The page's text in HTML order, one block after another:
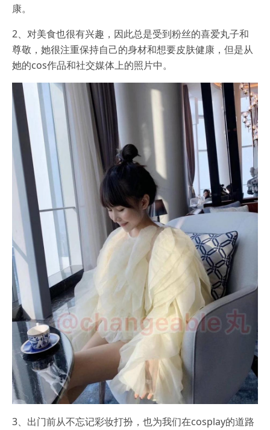
康。
2、对美食也很有兴趣，因此总是受到粉丝的喜爱丸子和
尊敬，她很注重保持自己的身材和想要皮肤健康，但是从
她的cos作品和社交媒体上的照片中。
3、出门前从不忘记彩妆打扮，也为我们在cosplay的道路